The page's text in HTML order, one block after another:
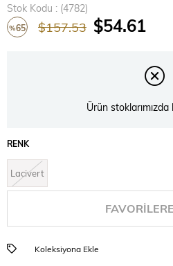
Stok Kodu
(4782)
%65 $157.53 $54.61
Ürün stoklarımızda
RENK
Lacivert
Koleksiyona Ekle